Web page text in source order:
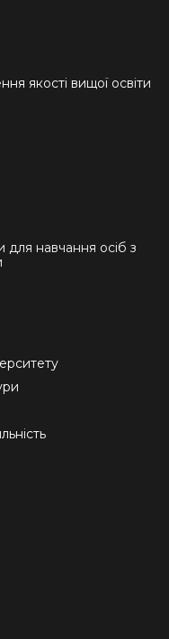
якості вищої освіти
для навчання осіб з